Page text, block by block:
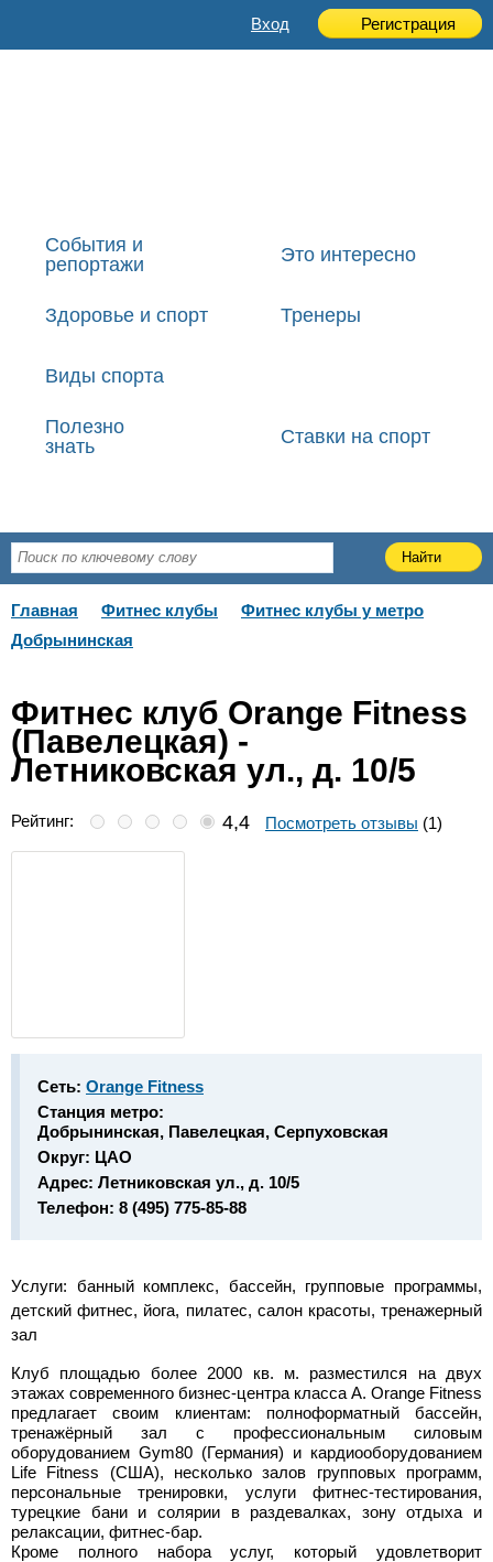
Вход Регистрация
События и
репортажи
Это интересно
Здоровье и спорт Тренеры
Виды спорта
Полезно
знать
Ставки на спорт
Главная Фитнес клубы
Фитнес клубы у метро
Добрынинская
Фитнес клуб Orange Fitness
(Павелецкая) -
Летниковская ул., д. 10/5
Рейтинг: 4,4 Посмотреть отзывы (1)
Сеть: Orange Fitness
Станция метро:
Добрынинская, Павелецкая, Серпуховская
Округ: ЦАО
Адрес: Летниковская ул., д. 10/5
Телефон: 8 (495) 775-85-88
Услуги: банный комплекс, бассейн, групповые программы,
детский фитнес, йога, пилатес, салон красоты, тренажерный
зал
Клуб площадью более 2000 кв. м. разместился на двух
этажах современного бизнес-центра класса А. Orange Fitness
предлагает своим клиентам: полноформатный бассейн,
тренажёрный зал с профессиональным силовым
оборудованием Gym80 (Германия) и кардиооборудованием
Life Fitness (США), несколько залов групповых программ,
персональные тренировки, услуги фитнес-тестирования,
турецкие бани и солярии в раздевалках, зону отдыха и
релаксации, фитнес-бар.
Кроме полного набора услуг, который удовлетворит